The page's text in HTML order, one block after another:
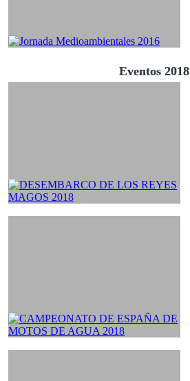
Eventos 2018